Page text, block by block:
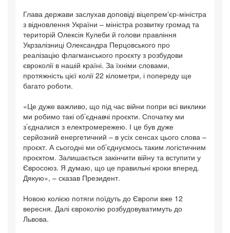
Глава держави заслухав доповіді віцепремʼєр-міністра
з відновлення України – міністра розвитку громад та
територій Олексія Кулеби й голови правління
Укрзалізниці Олександра Перцовського про
реалізацію флагманського проєкту з розбудови
євроколії в нашій країні. За їхніми словами,
протяжність цієї колії 22 кілометри, і попереду ще
багато роботи.
«Це дуже важливо, що під час війни попри всі виклики
ми робимо такі об’єднавчі проєкти. Спочатку ми
з’єдналися з електромережею. І це був дуже
серйозний енергетичний – в усіх сенсах цього слова –
проєкт. А сьогодні ми об’єднуємось таким логістичним
проєктом. Залишається закінчити війну та вступити у
Євросоюз. Я думаю, що це правильні кроки вперед.
Дякую», – сказав Президент.
Новою колією потяги поїдуть до Європи вже 12
вересня. Далі євроколію розбудовуватимуть до
Львова.